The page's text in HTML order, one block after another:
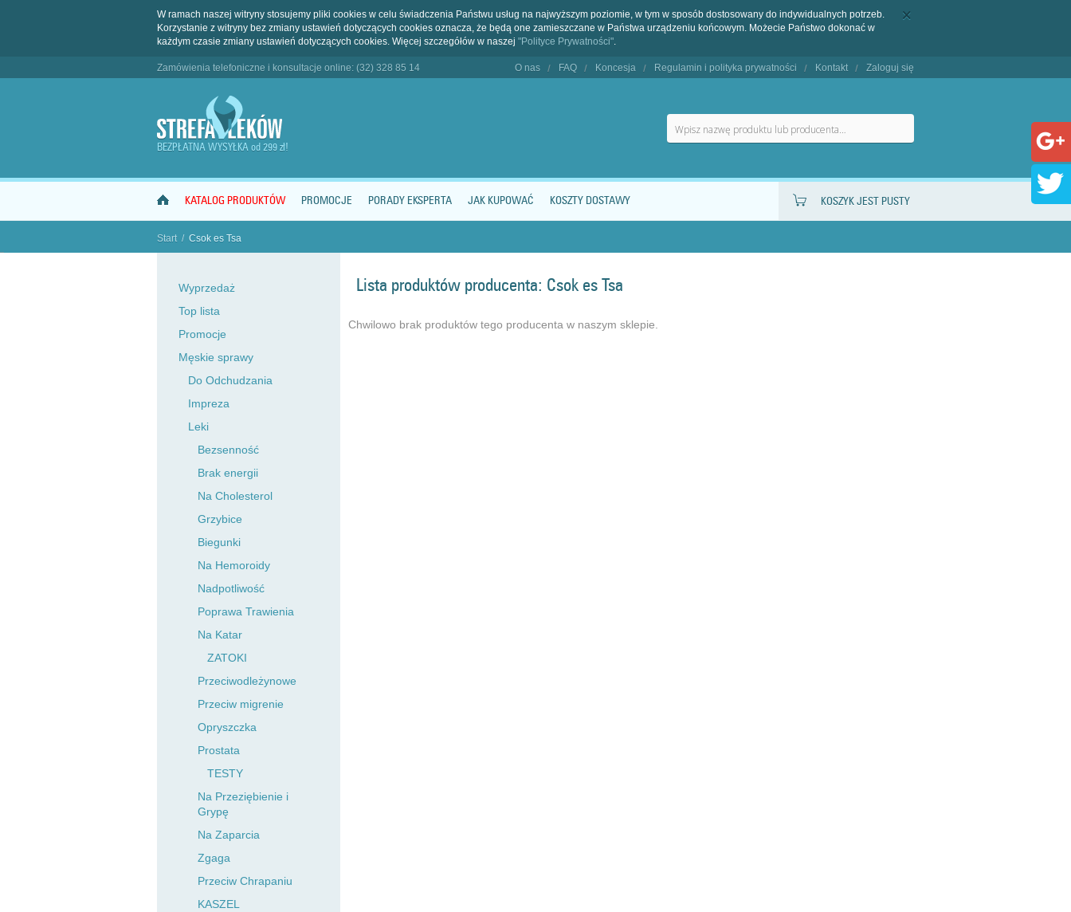
W ramach naszej witryny stosujemy pliki cookies w celu świadczenia Państwu usług na najwyższym poziomie, w tym w sposób dostosowany do indywidualnych potrzeb.
Korzystanie z witryny bez zmiany ustawień dotyczących cookies oznacza, że będą one zamieszczane w Państwa urządzeniu końcowym. Możecie Państwo dokonać w
każdym czasie zmiany ustawień dotyczących cookies. Więcej szczegółów w naszej "Polityce Prywatności".
Zamówienia telefoniczne i konsultacje online: (32) 328 85 14 O nas FAQ Koncesja Regulamin i polityka prywatności Kontakt Zaloguj się
BEZPŁATNA WYSYŁKA od 299 zł!
KOSZYK JEST PUSTY
KATALOG PRODUKTÓW PROMOCJE PORADY EKSPERTA JAK KUPOWAĆ KOSZTY DOSTAWY
Start / Csok es Tsa
"
Wyprzedaż
Top lista
Promocje
Męskie sprawy
Do Odchudzania
Impreza
Leki
Bezsenność
Brak energii
Na Cholesterol
Grzybice
Biegunki
Na Hemoroidy
Nadpotliwość
Poprawa Trawienia
Na Katar
ZATOKI
Przeciwodleżynowe
Przeciw migrenie
Opryszczka
Prostata
TESTY
Na Przeziębienie i
Grypę
Na Zaparcia
Zgaga
Przeciw Chrapaniu
KASZEL
Lista produktów producenta: Csok es Tsa
Chwilowo brak produktów tego producenta w naszym sklepie.